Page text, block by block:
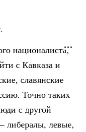
националиста,
с Кавказа и
славянские
Точно таких
с другой
либералы, левые,